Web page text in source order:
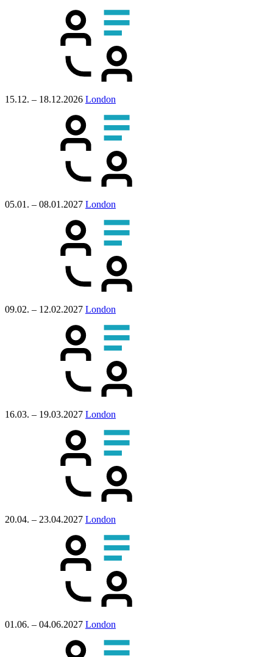
15.12. – 18.12.2026 London
05.01. – 08.01.2027 London
09.02. – 12.02.2027 London
16.03. – 19.03.2027 London
20.04. – 23.04.2027 London
01.06. – 04.06.2027 London